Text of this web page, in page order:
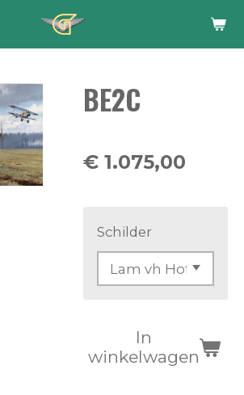
BE2C
€ 1.075,00
Schilder
In
winkelwagen